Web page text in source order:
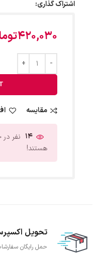
اشتراک گذاری:
420,030
مقایسه
14 نفر
هستند!
تحویل
حمل رایگان سفارشات بالای 1